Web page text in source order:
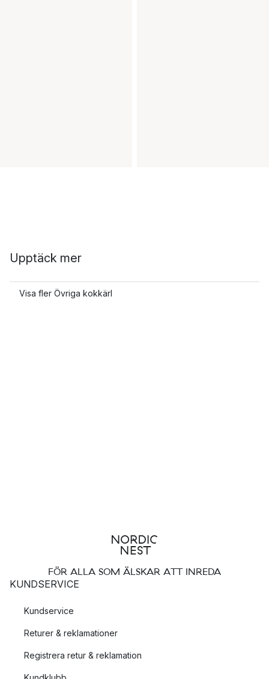
Upptäck mer
Visa fler Övriga kokkärl
FÖR ALLA SOM ÄLSKAR ATT INREDA
KUNDSERVICE
Kundservice
Returer & reklamationer
Registrera retur & reklamation